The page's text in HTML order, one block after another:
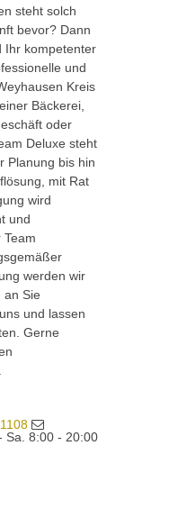
steht solch
bevor? Dann
Ihr kompetenter
und
Kreis
Bäckerei,
oder
Deluxe steht
Planung bis hin
mit Rat
wird
und
werden wir
an Sie
und lassen
Gerne
Sa. 8:00 - 20:00